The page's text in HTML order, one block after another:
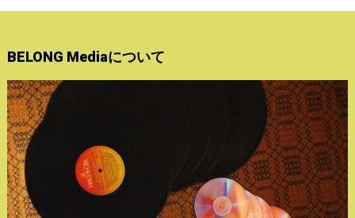
BELONG Mediaについて